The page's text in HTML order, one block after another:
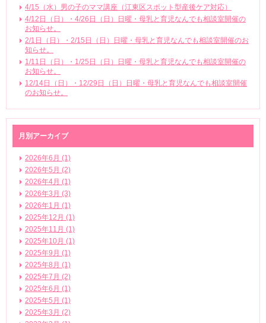
4/15（水）男の子のママ講座（江東区スポット型産後ケア対応）
4/12日（日）・4/26日（日）日曜・母乳と育児なんでも相談室開催の
お知らせ。
2/1日（日）・2/15日（日）日曜・母乳と育児なんでも相談室開催のお
知らせ。
1/11日（日）・1/25日（日）日曜・母乳と育児なんでも相談室開催の
お知らせ。
12/14日（日）・12/29日（日）日曜・母乳と育児なんでも相談室開催
のお知らせ。
月別アーカイブ
2026年6月 (1)
2026年5月 (2)
2026年4月 (1)
2026年3月 (3)
2026年1月 (1)
2025年12月 (1)
2025年11月 (1)
2025年10月 (1)
2025年9月 (1)
2025年8月 (1)
2025年7月 (2)
2025年6月 (1)
2025年5月 (1)
2025年3月 (2)